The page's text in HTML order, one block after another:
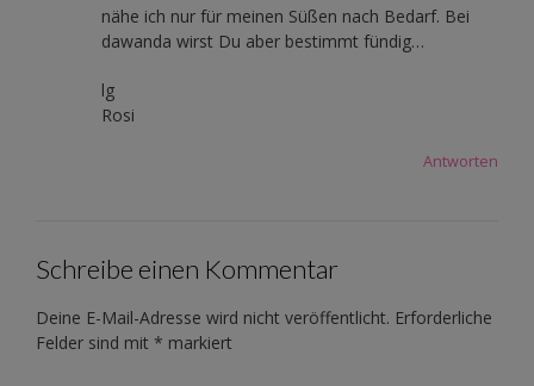
nähe ich nur für meinen Süßen nach Bedarf. Bei
dawanda wirst Du aber bestimmt fündig…
lg
Rosi
Antworten
Schreibe einen Kommentar
Deine E-Mail-Adresse wird nicht veröffentlicht. Erforderliche
Felder sind mit * markiert